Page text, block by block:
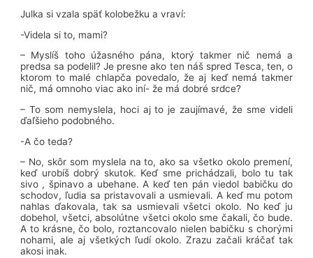
Julka si vzala späť kolobežku a vraví:
-Videla si to, mami?
– Myslíš toho úžasného pána, ktorý takmer nič nemá a
predsa sa podelil? Je presne ako ten náš spred Tesca, ten, o
ktorom to malé chlapča povedalo, že aj keď nemá takmer
nič, má omnoho viac ako iní- že má dobré srdce?
– To som nemyslela, hoci aj to je zaujímavé, že sme videli
ďaľšieho podobného.
-A čo teda?
– No, skôr som myslela na to, ako sa všetko okolo premení,
keď urobíš dobrý skutok. Keď sme prichádzali, bolo tu tak
sivo , špinavo a ubehane. A keď ten pán viedol babičku do
schodov, ľudia sa pristavovali a usmievali. A keď mu potom
nahlas ďakovala, tak sa usmievali všetci okolo. No keď ju
dobehol, všetci, absolútne všetci okolo sme čakali, čo bude.
A to krásne, čo bolo, roztancovalo nielen babičku s chorými
nohami, ale aj všetkých ľudí okolo. Zrazu začali kráčať tak
akosi inak.